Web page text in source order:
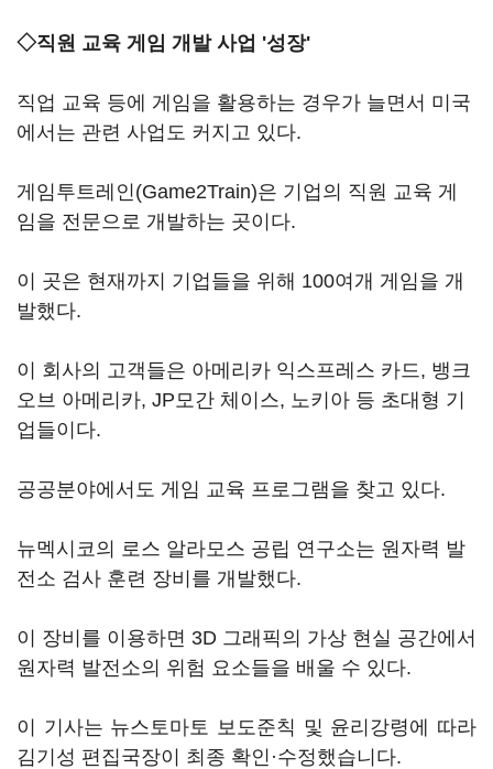
◇직원 교육 게임 개발 사업 '성장'
직업 교육 등에 게임을 활용하는 경우가 늘면서 미국
에서는 관련 사업도 커지고 있다.
게임투트레인(Game2Train)은 기업의 직원 교육 게
임을 전문으로 개발하는 곳이다.
이 곳은 현재까지 기업들을 위해 100여개 게임을 개
발했다.
이 회사의 고객들은 아메리카 익스프레스 카드, 뱅크
오브 아메리카, JP모간 체이스, 노키아 등 초대형 기
업들이다.
공공분야에서도 게임 교육 프로그램을 찾고 있다.
뉴멕시코의 로스 알라모스 공립 연구소는 원자력 발
전소 검사 훈련 장비를 개발했다.
이 장비를 이용하면 3D 그래픽의 가상 현실 공간에서
원자력 발전소의 위험 요소들을 배울 수 있다.
이 기사는 뉴스토마토 보도준칙 및 윤리강령에 따라
김기성 편집국장이 최종 확인·수정했습니다.